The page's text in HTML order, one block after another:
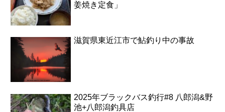
姜焼き定食」
滋賀県東近江市で鮎釣り中の事故
2025年ブラックバス釣行#8 八郎潟&野
池+八郎潟釣具店